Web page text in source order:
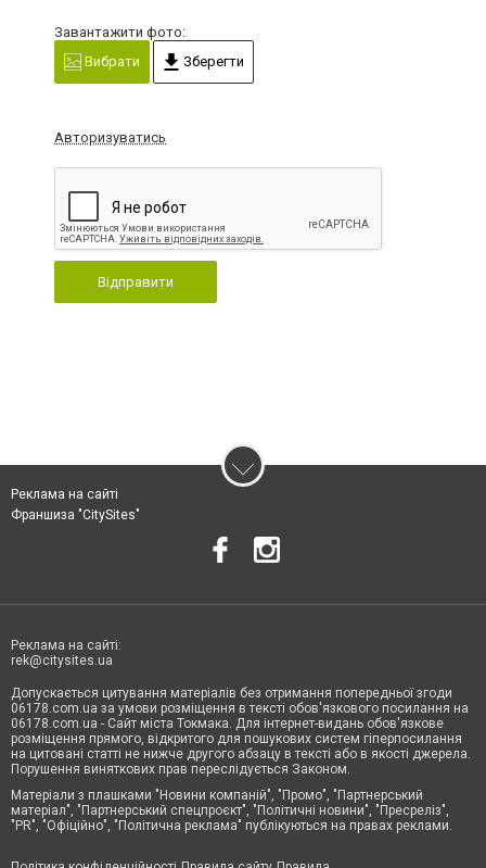
Завантажити фото:
Вибрати
Зберегти
Авторизуватись
Відправити
Реклама на сайті
Франшиза "CitySites"
Реклама на сайті:
rek@citysites.ua
Допускається цитування матеріалів без отримання попередньої згоди
06178.com.ua за умови розміщення в тексті обов'язкового посилання на
06178.com.ua - Сайт міста Токмака. Для інтернет-видань обов'язкове
розміщення прямого, відкритого для пошукових систем гіперпосилання
на цитовані статті не нижче другого абзацу в тексті або в якості джерела.
Порушення виняткових прав переслідується Законом.
Матеріали з плашками "Новини компаній", "Промо", "Партнерський
матеріал", "Партнерський спецпроєкт", "Політичні новини", "Пресреліз",
"PR", "Офіційно", "Політична реклама" публікуються на правах реклами.